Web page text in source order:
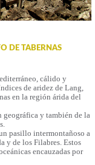
DE TABERNAS
cálido y
de aridez de Lang,
en la región árida del
geográfica y también de la
pasillo intermontañoso a
y de los Filabres. Estos
encauzadas por